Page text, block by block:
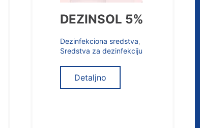
DEZINSOL 5%
Dezinfekciona sredstva,
Sredstva za dezinfekciju
Detaljno